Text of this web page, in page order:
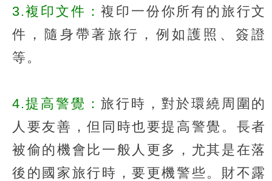
3.複印文件：複印一份你所有的旅行文
件，隨身帶著旅行，例如護照、簽證
等。
4.提高警覺：旅行時，對於環繞周圍的
人要友善，但同時也要提高警覺。長者
被偷的機會比一般人更多，尤其是在落
後的國家旅行時，要更機警些。財不露